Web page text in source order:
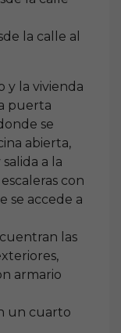
la calle al
y la vivienda
puerta
se
abierta,
a la
con
se accede a
las
armario
un cuarto